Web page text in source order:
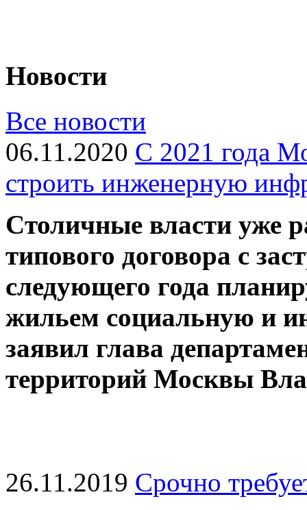
Новости
Все новости
06.11.2020 С 2021 года
строить инженерную
Cтоличные власти уже
типового договора с
следующего года
жильем социальную и
заявил глава
территорий Москвы
26.11.2019 Срочно